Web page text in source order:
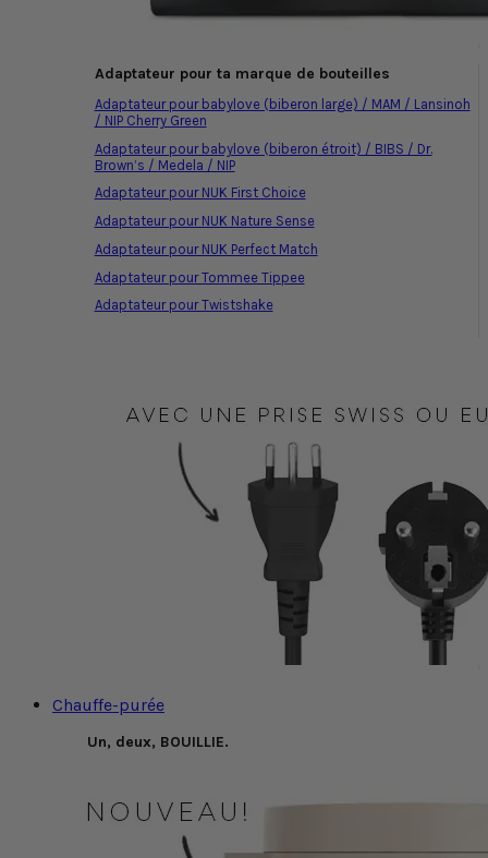
Adaptateur pour ta marque de bouteilles
Adaptateur pour babylove (biberon large) / MAM / Lansinoh
/ NIP Cherry Green
Adaptateur pour babylove (biberon étroit) / BIBS / Dr.
Brown’s / Medela / NIP
Adaptateur pour NUK First Choice
Adaptateur pour NUK Nature Sense
Adaptateur pour NUK Perfect Match
Adaptateur pour Tommee Tippee
Adaptateur pour Twistshake
Chauffe-purée
Un, deux, BOUILLIE.